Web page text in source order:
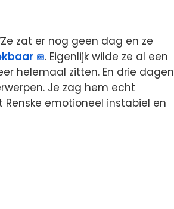
zat er nog geen dag en ze
. Eigenlijk wilde ze al een
helemaal zitten. En drie dagen
Je zag hem echt
emotioneel instabiel en